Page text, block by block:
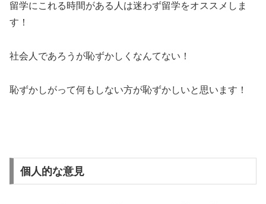
留学にこれる時間がある人は迷わず留学をオススメしま
す！
社会人であろうが恥ずかしくなんてない！
恥ずかしがって何もしない方が恥ずかしいと思います！
個人的な意見